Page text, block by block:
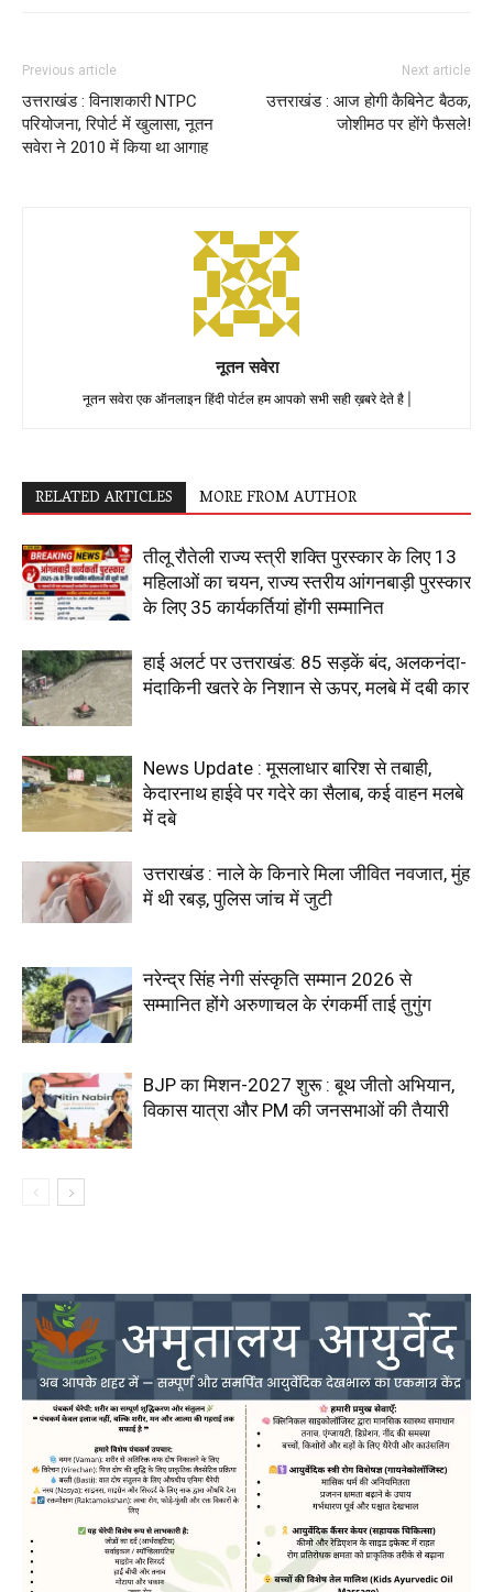
Previous article
उत्तराखंड : विनाशकारी NTPC
परियोजना, रिपोर्ट में खुलासा, नूतन
सवेरा ने 2010 में किया था आगाह
Next article
उत्तराखंड : आज होगी कैबिनेट बैठक,
जोशीमठ पर होंगे फैसले!
नूतन सवेरा
नूतन सवेरा एक ऑनलाइन हिंदी पोर्टल हम आपको सभी सही ख़बरे देते है |
RELATED ARTICLES MORE FROM AUTHOR
तीलू रौतेली राज्य स्त्री शक्ति पुरस्कार के लिए 13
महिलाओं का चयन, राज्य स्तरीय आंगनबाड़ी पुरस्कार
के लिए 35 कार्यकर्तियां होंगी सम्मानित
हाई अलर्ट पर उत्तराखंड: 85 सड़कें बंद, अलकनंदा-
मंदाकिनी खतरे के निशान से ऊपर, मलबे में दबी कार
News Update : मूसलाधार बारिश से तबाही,
केदारनाथ हाईवे पर गदेरे का सैलाब, कई वाहन मलबे
में दबे
उत्तराखंड : नाले के किनारे मिला जीवित नवजात, मुंह
में थी रबड़, पुलिस जांच में जुटी
नरेन्द्र सिंह नेगी संस्कृति सम्मान 2026 से
सम्मानित होंगे अरुणाचल के रंगकर्मी ताई तुगुंग
BJP का मिशन-2027 शुरू : बूथ जीतो अभियान,
विकास यात्रा और PM की जनसभाओं की तैयारी